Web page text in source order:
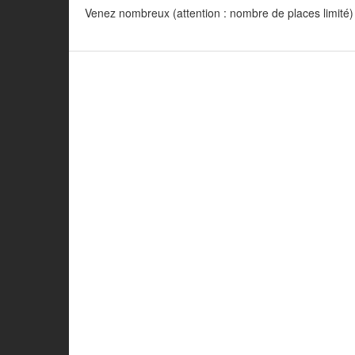
Venez nombreux (attention : nombre de places